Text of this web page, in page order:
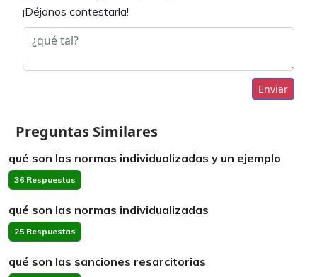
¡Déjanos contestarla!
Enviar
Preguntas Similares
qué son las normas individualizadas y un ejemplo
36 Respuestas
qué son las normas individualizadas
25 Respuestas
qué son las sanciones resarcitorias